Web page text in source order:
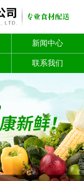
新闻中心
联系我们